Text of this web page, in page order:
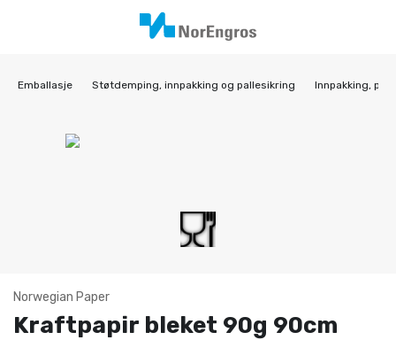
Emballasje Støtdemping, innpakking og pallesikring Innpakking,
Norwegian Paper
Kraftpapir bleket 90g 90cm